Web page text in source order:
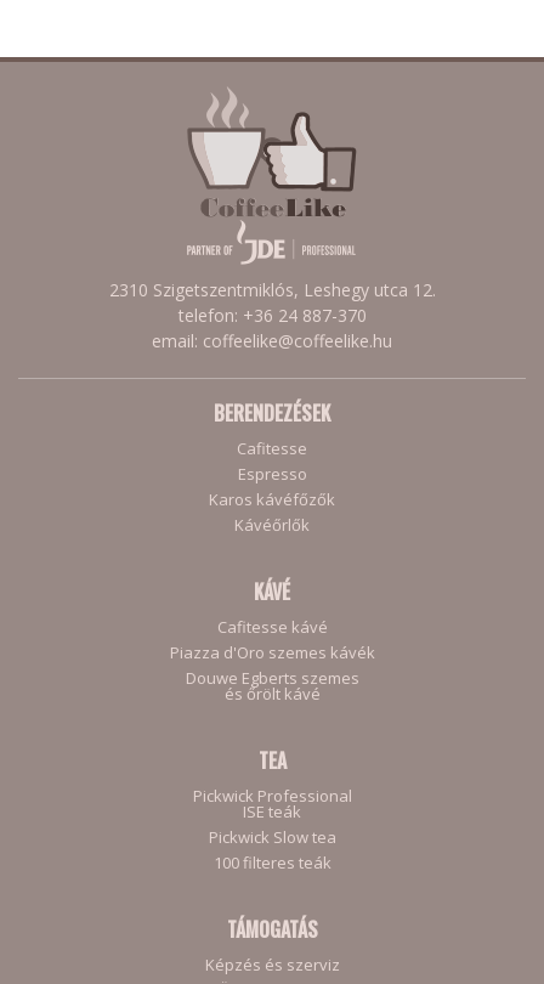
2310 Szigetszentmiklós, Leshegy utca 12.
telefon: +36 24 887-370
email: coffeelike@coffeelike.hu
BERENDEZÉSEK
Cafitesse
Espresso
Karos kávéfőzők
Kávéőrlők
KÁVÉ
Cafitesse kávé
Piazza d'Oro szemes kávék
Douwe Egberts szemes
és őrölt kávé
TEA
Pickwick Professional
ISE teák
Pickwick Slow tea
100 filteres teák
TÁMOGATÁS
Képzés és szerviz